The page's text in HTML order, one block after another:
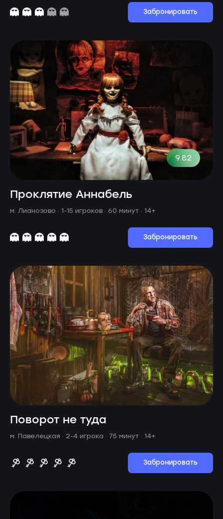
Забронировать
9.82
Проклятие Аннабель
м. Лианозово · 1-15 игроков · 60 минут · 14+
Забронировать
Поворот не туда
м. Павелецкая · 2-4 игрока · 75 минут · 14+
Забронировать